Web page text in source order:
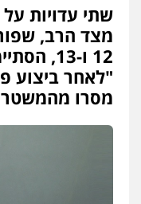
עו"ד
שתי עדויות על
מצד הרב,
12 ו-13,
"לאחר ביצוע
מסרו